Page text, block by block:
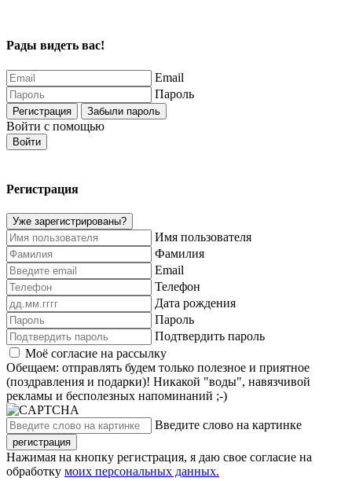
Рады видеть вас!
Email
Пароль
Регистрация Забыли пароль
Войти с помощью
Войти
Регистрация
Уже зарегистрированы?
Имя пользователя
Фамилия
Email
Телефон
Дата рождения
Пароль
Подтвердить пароль
Моё согласие на рассылку
Обещаем: отправлять будем только полезное и приятное
(поздравления и подарки)! Никакой "воды", навязчивой
рекламы и бесполезных напоминаний ;-)
Введите слово на картинке
регистрация
Нажимая на кнопку регистрация, я даю свое согласие на
обработку моих персональных данных.